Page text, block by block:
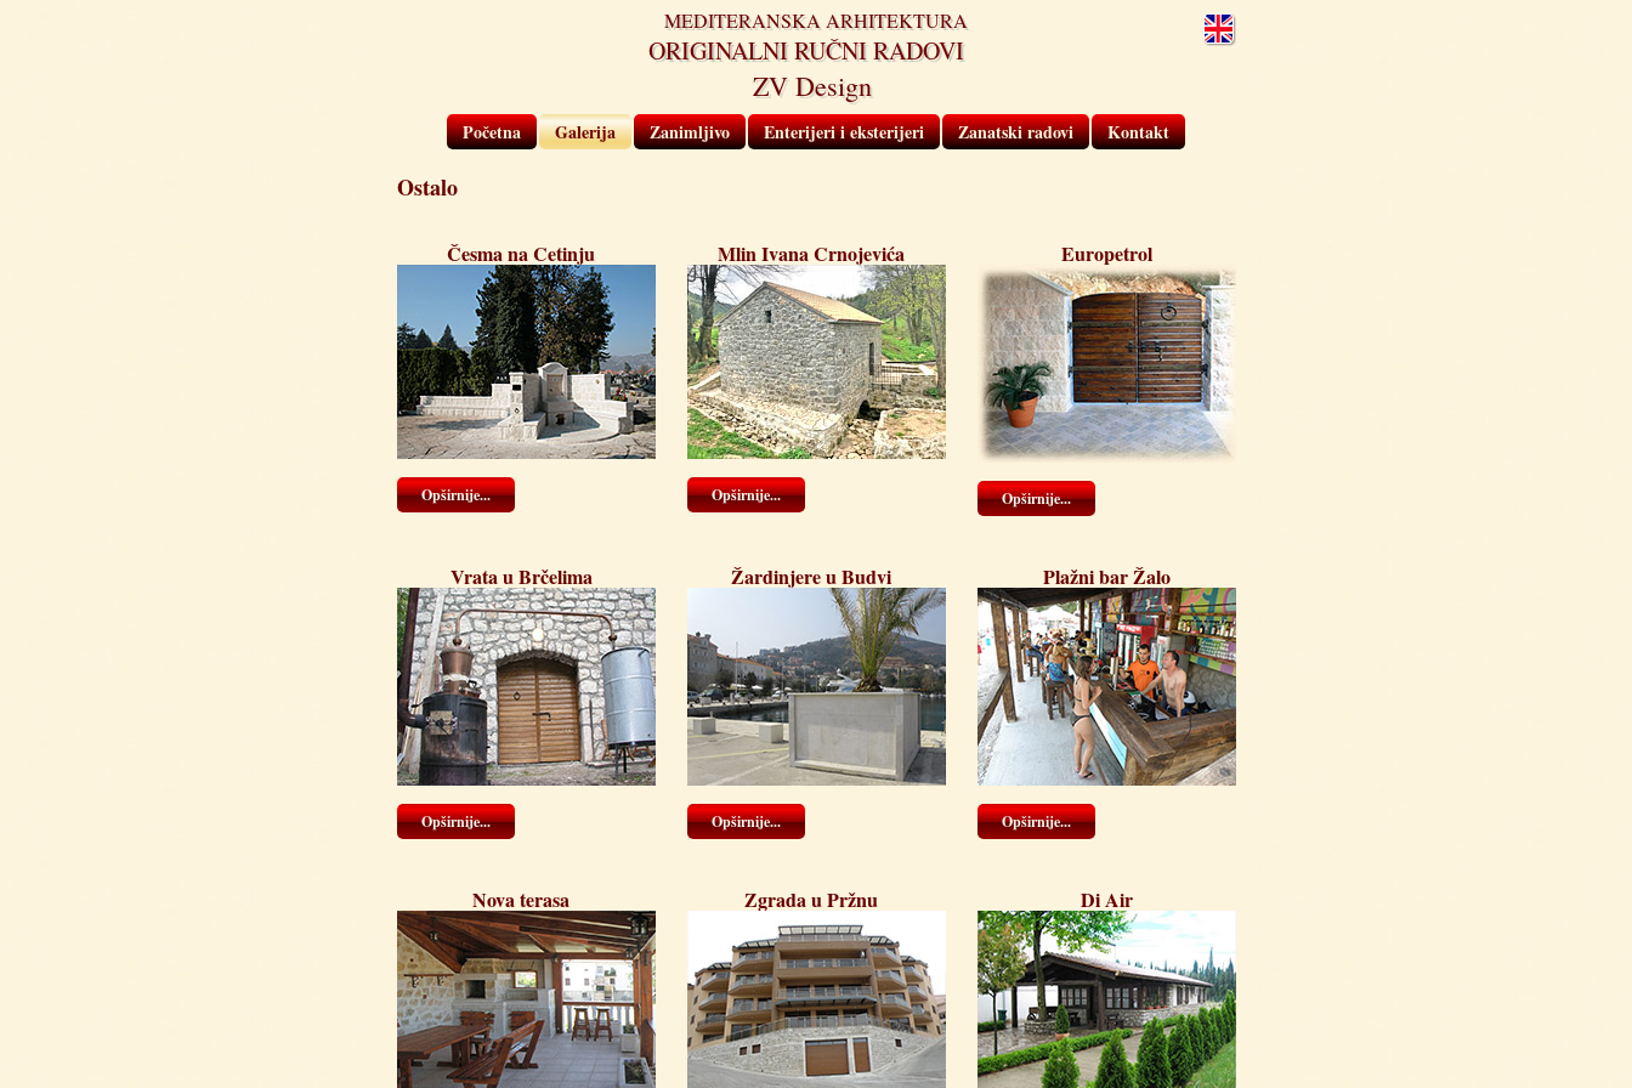
MEDITERANSKA ARHITEKTURA
ZV Design
ORIGINALNI RUČNI RADOVI
Početna Galerija Zanimljivo Enterijeri i eksterijeri Zanatski radovi Kontakt
Ostalo
Česma na Cetinju
Opširnije...
Mlin Ivana Crnojevića
Opširnije...
Europetrol
Opširnije...
Vrata u Brčelima
Opširnije...
Žardinjere u Budvi
Opširnije...
Plažni bar Žalo
Opširnije...
Nova terasa Zgrada u Pržnu Di Air